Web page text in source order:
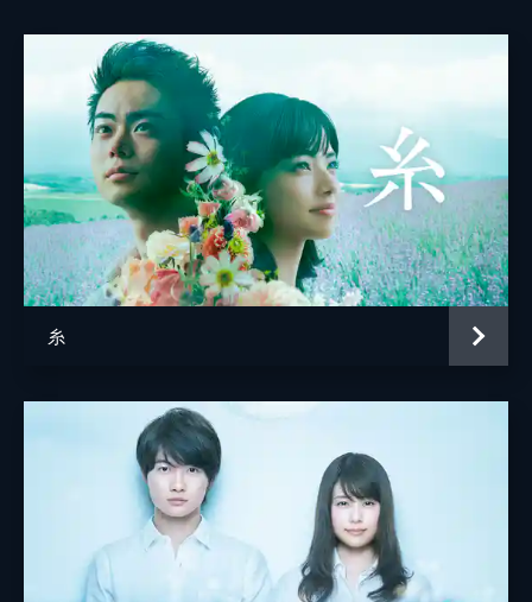
金井勇太
田辺桃子
佐久本宝
山時聡真
奥智哉
渡辺真起子
山中崇
酒向芳
市毛良枝
瀬々敬久
糸